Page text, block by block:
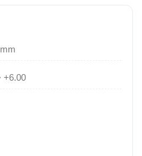
+6.00